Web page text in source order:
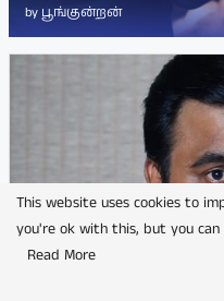
by பூங்குன்றன்
This website uses cookies to
you're ok with this, but you
Read More